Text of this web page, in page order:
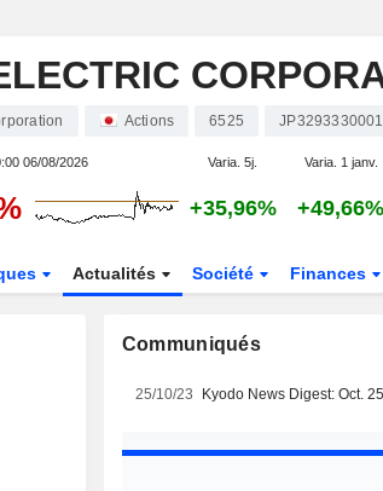
Actions 6525 JP3293330001
06/08/2026 Varia. 5j. Varia. 1 janv.
+35,96% +49,66%
Actualités Société Finances
Communiqués
25/10/23 Kyodo News Digest: Oct.